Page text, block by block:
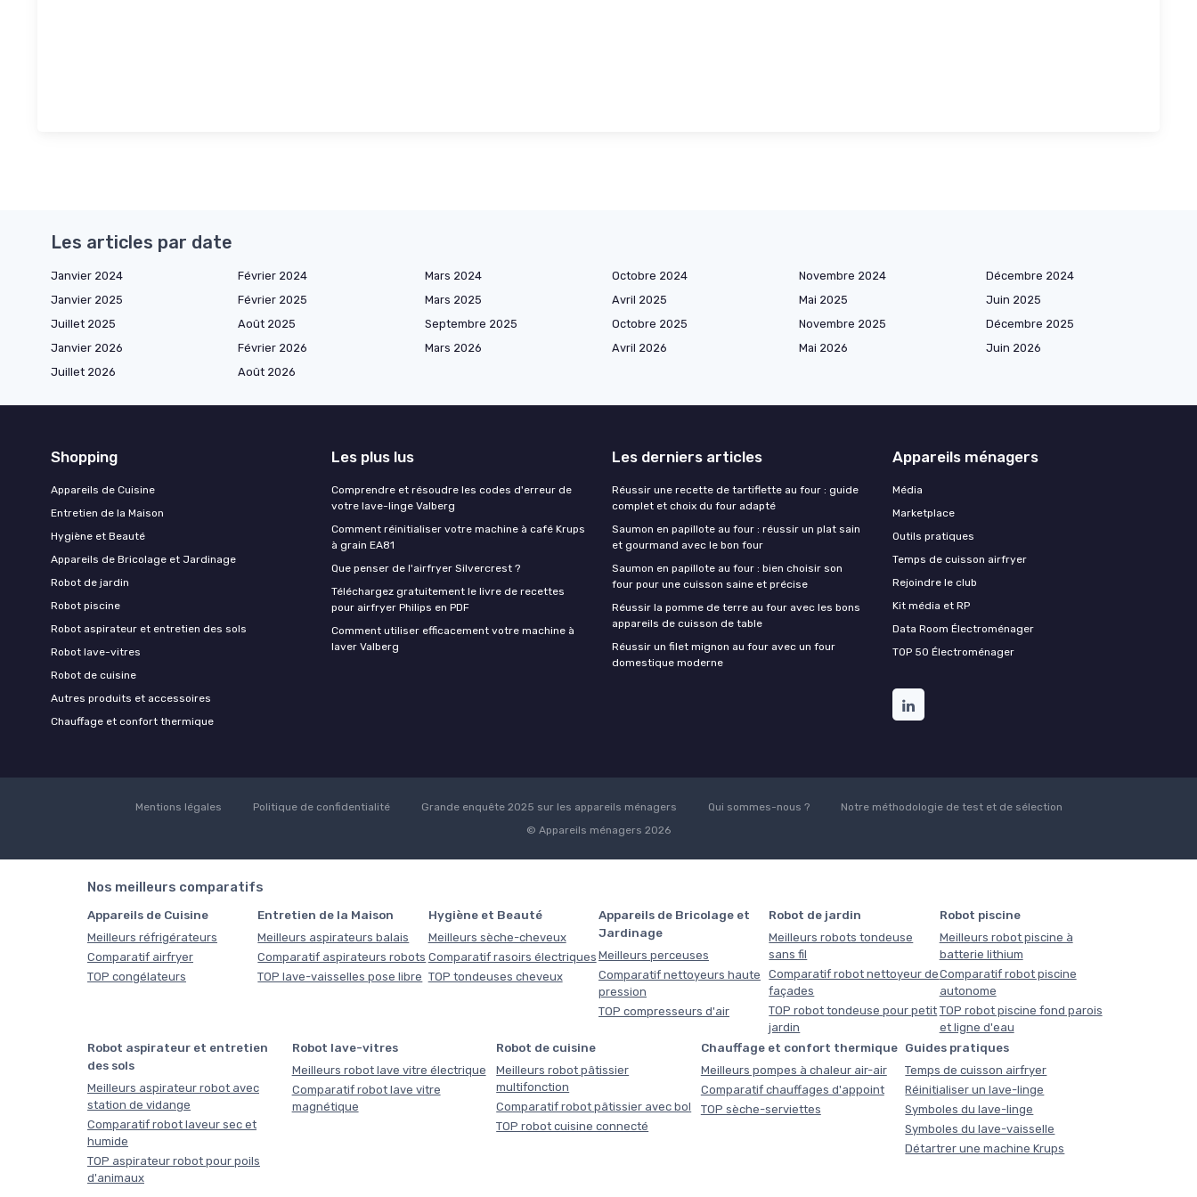
Les articles par date
Janvier 2024 Février 2024 Mars 2024 Octobre 2024 Novembre 2024
Décembre 2024
Janvier 2025
Février 2025 Mars 2025 Avril 2025 Mai 2025
Juin 2025
Juillet 2025
Août 2025 Septembre 2025 Octobre 2025 Novembre 2025
Décembre 2025
Janvier 2026
Février 2026 Mars 2026 Avril 2026 Mai 2026
Juin 2026
Juillet 2026
Août 2026
Shopping
Appareils de Cuisine
Entretien de la Maison
Hygiène et Beauté
Appareils de Bricolage et Jardinage
Robot de jardin
Robot piscine
Robot aspirateur et entretien des sols
Robot lave-vitres
Robot de cuisine
Autres produits et accessoires
Chauffage et confort thermique
Les plus lus
Comprendre et résoudre les codes d'erreur de
votre lave-linge Valberg
Comment réinitialiser votre machine à café Krups
à grain EA81
Que penser de l'airfryer Silvercrest ?
Téléchargez gratuitement le livre de recettes
pour airfryer Philips en PDF
Comment utiliser efficacement votre machine à
laver Valberg
Les derniers articles
Réussir une recette de tartiflette au four : guide
complet et choix du four adapté
Saumon en papillote au four : réussir un plat sain
et gourmand avec le bon four
Saumon en papillote au four : bien choisir son
four pour une cuisson saine et précise
Réussir la pomme de terre au four avec les bons
appareils de cuisson de table
Réussir un filet mignon au four avec un four
domestique moderne
Appareils ménagers
Média
Marketplace
Outils pratiques
Temps de cuisson airfryer
Rejoindre le club
Kit média et RP
Data Room Électroménager
TOP 50 Électroménager
Mentions légales Politique de confidentialité Grande enquête 2025 sur les appareils ménagers Qui sommes-nous ?
Notre méthodologie de test et de sélection
© Appareils ménagers 2026
Nos meilleurs comparatifs
Appareils de Cuisine
Meilleurs réfrigérateurs
Comparatif airfryer
TOP congélateurs
Entretien de la Maison
Meilleurs aspirateurs balais
Comparatif aspirateurs robots
TOP lave-vaisselles pose libre
Hygiène et Beauté
Meilleurs sèche-cheveux
Comparatif rasoirs électriques
TOP tondeuses cheveux
Appareils de Bricolage et
Jardinage
Meilleurs perceuses
Comparatif nettoyeurs haute
pression
TOP compresseurs d'air
Robot de jardin
Meilleurs robots tondeuse
sans fil
Comparatif robot nettoyeur de
façades
TOP robot tondeuse pour petit
jardin
Robot piscine
Meilleurs robot piscine à
batterie lithium
Comparatif robot piscine
autonome
TOP robot piscine fond parois
et ligne d'eau
Robot aspirateur et entretien
des sols
Meilleurs aspirateur robot avec
station de vidange
Comparatif robot laveur sec et
humide
TOP aspirateur robot pour poils
d'animaux
Robot lave-vitres
Meilleurs robot lave vitre électrique
Comparatif robot lave vitre
magnétique
Robot de cuisine
Meilleurs robot pâtissier
multifonction
Comparatif robot pâtissier avec bol
TOP robot cuisine connecté
Chauffage et confort thermique
Meilleurs pompes à chaleur air-air
Comparatif chauffages d'appoint
TOP sèche-serviettes
Guides pratiques
Temps de cuisson airfryer
Réinitialiser un lave-linge
Symboles du lave-linge
Symboles du lave-vaisselle
Détartrer une machine Krups